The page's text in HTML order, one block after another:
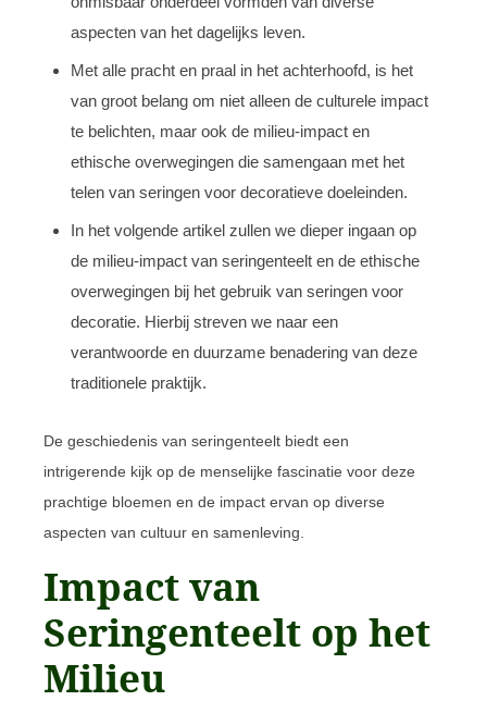
aspecten van het dagelijks leven.
Met alle pracht en praal in het achterhoofd, is het
van groot belang om niet alleen de culturele impact
te belichten, maar ook de milieu-impact en
ethische overwegingen die samengaan met het
telen van seringen voor decoratieve doeleinden.
In het volgende artikel zullen we dieper ingaan op
de milieu-impact van seringenteelt en de ethische
overwegingen bij het gebruik van seringen voor
decoratie. Hierbij streven we naar een
verantwoorde en duurzame benadering van deze
traditionele praktijk.
De geschiedenis van seringenteelt biedt een
intrigerende kijk op de menselijke fascinatie voor deze
prachtige bloemen en de impact ervan op diverse
aspecten van cultuur en samenleving.
Impact van
Seringenteelt op het
Milieu